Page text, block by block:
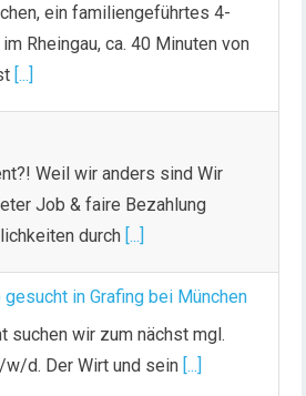
ein familiengeführtes 4-
Rheingau, ca. 40 Minuten von
[...]
Weil wir anders sind Wir
Job & faire Bezahlung
durch [...]
in Grafing bei München
suchen wir zum nächst mgl.
d. Der Wirt und sein [...]